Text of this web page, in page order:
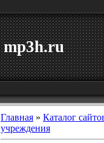
mp3h.ru
Главная » Каталог
учреждения